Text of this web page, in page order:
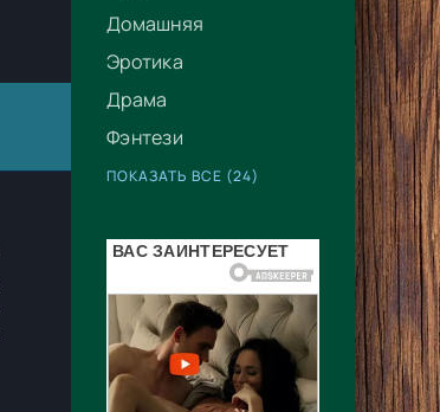
Домашняя
Эротика
Драма
Фэнтези
ПОКАЗАТЬ ВСЕ (24)